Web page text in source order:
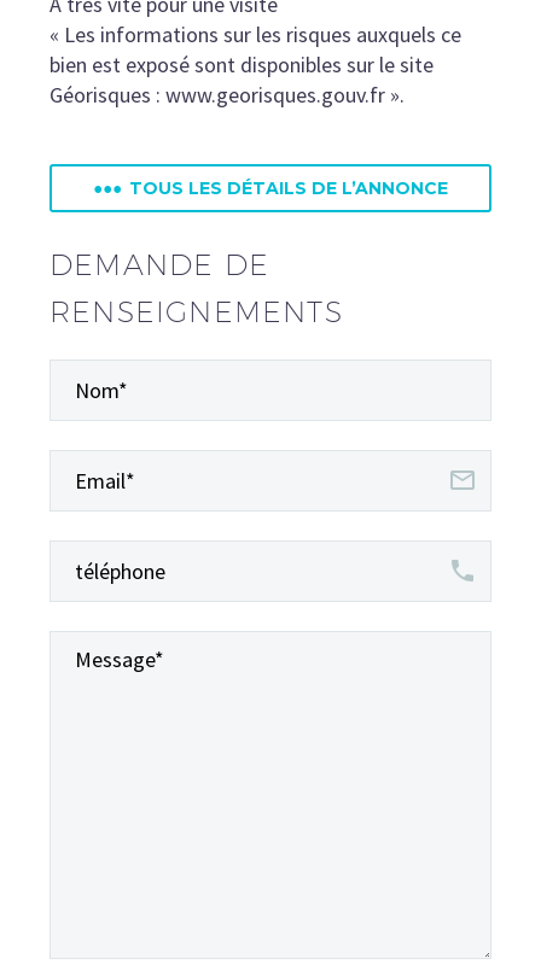
« Les informations sur les risques auxquels ce
bien est exposé sont disponibles sur le site
Géorisques : www.georisques.gouv.fr ».
••• TOUS LES DÉTAILS DE L’ANNONCE
DEMANDE DE
RENSEIGNEMENTS